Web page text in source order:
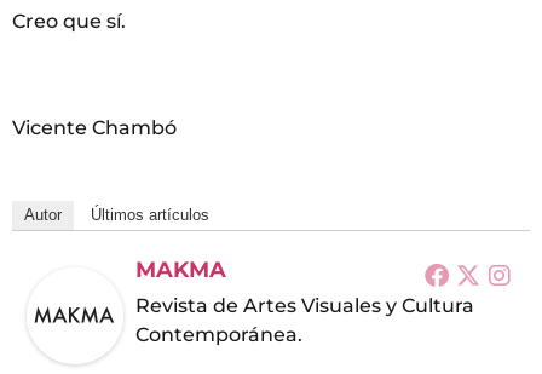
Creo que sí.
Vicente Chambó
Autor Últimos artículos
MAKMA
Revista de Artes Visuales y Cultura
Contemporánea.